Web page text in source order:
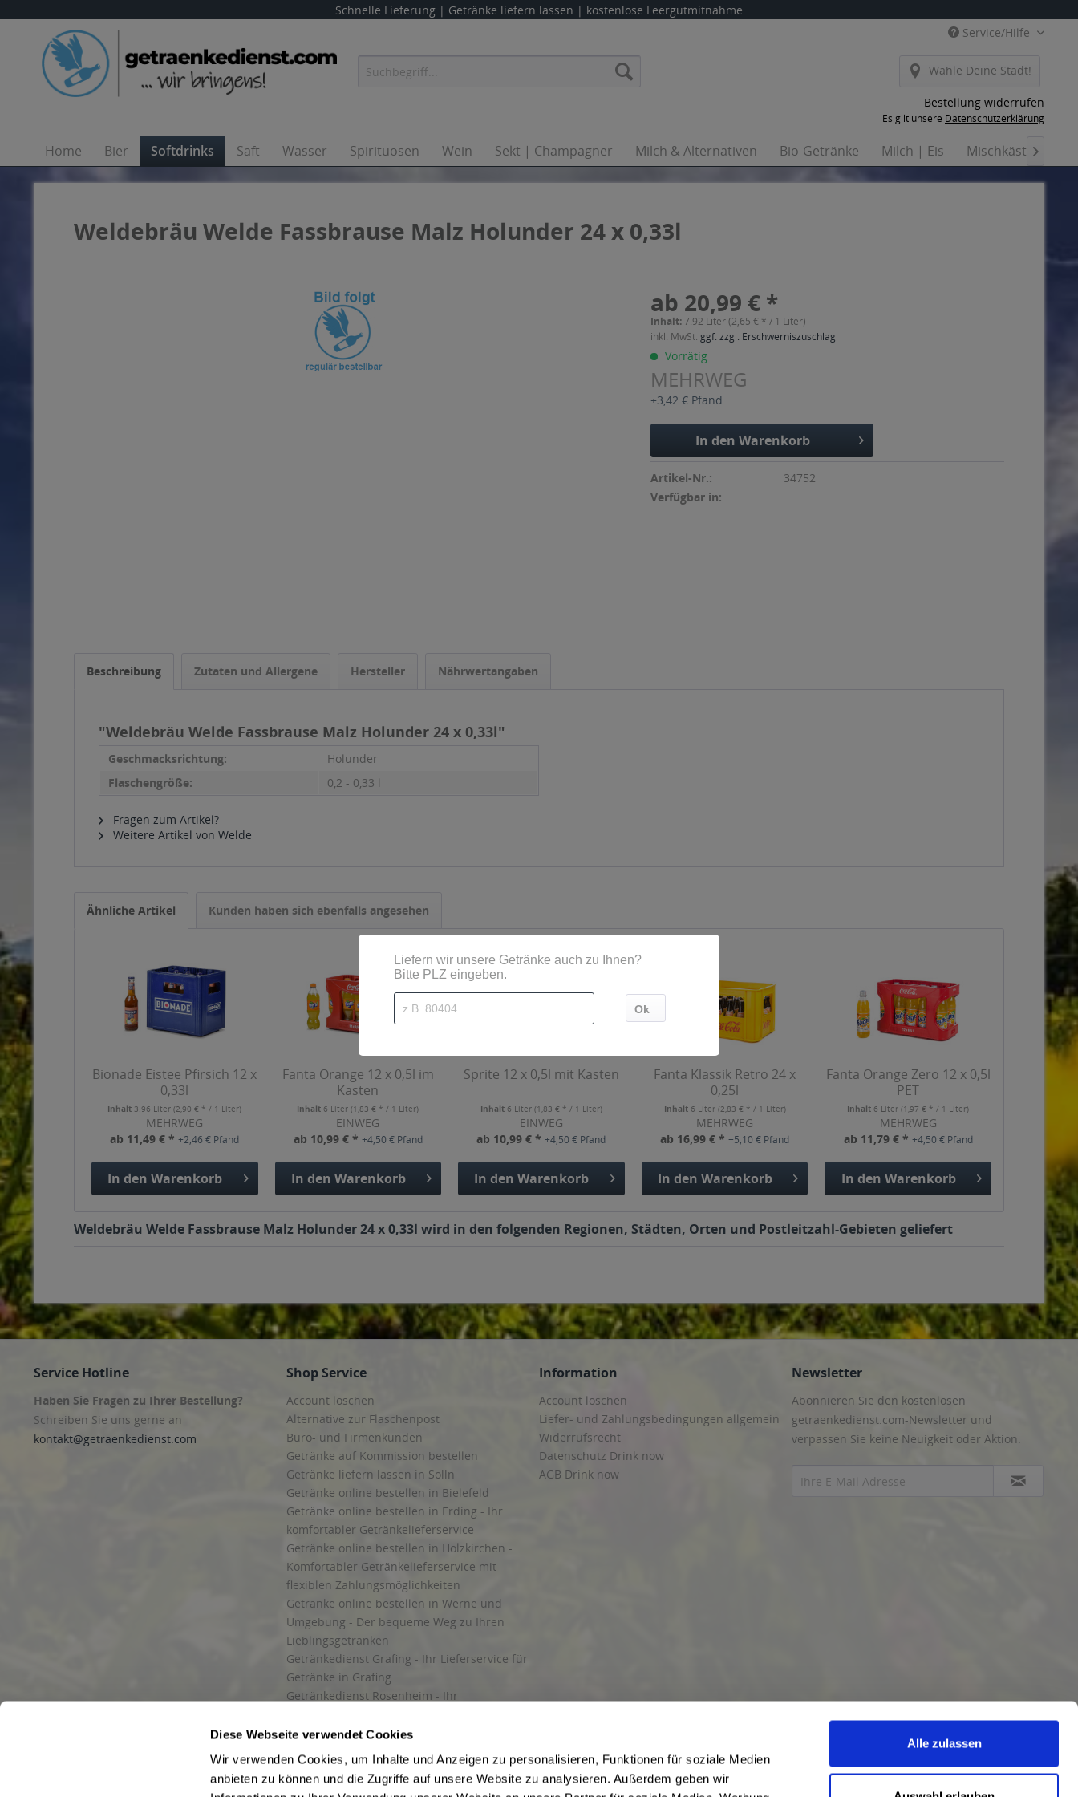
Diese Webseite verwendet Cookies
Wir verwenden Cookies, um Inhalte und Anzeigen zu personalisieren, Funktionen für soziale Medien
anbieten zu können und die Zugriffe auf unsere Website zu analysieren. Außerdem geben wir
Alle zulassen
Schnelle Lieferung | Getränke liefern lassen | kostenlose Leergutmitnahme
Service/Hilfe
Wähle Deine Stadt!
Bestellung widerrufen
Es gilt unsere Datenschutzerklärung
Home Bier Softdrinks Saft Wasser Spirituosen Wein Sekt | Champagner Milch & Alternativen Bio-Getränke Milch | Eis Mischkästen

Weldebräu Welde Fassbrause Malz Holunder 24 x 0,33l
ab 20,99 € *
Inhalt:7.92 Liter (2,65 € * / 1 Liter)
inkl. MwSt. ggf. zzgl. Erschwerniszuschlag
Vorrätig
MEHRWEG
+3,42 € Pfand
In den Warenkorb
Artikel-Nr.:
34752
Verfügbar in:
Beschreibung Zutaten und Allergene Hersteller Nährwertangaben
"Weldebräu Welde Fassbrause Malz Holunder 24 x 0,33l"
Geschmacksrichtung:
Holunder
Flaschengröße:
0,2 - 0,33 l
Fragen zum Artikel?
Weitere Artikel von Welde
Ähnliche Artikel Kunden haben sich ebenfalls angesehen
Bionade Eistee Pfirsich 12 x
0,33l
Inhalt 3.96 Liter(2,90 € * / 1 Liter)
MEHRWEG
ab 11,49 € *+2,46 € Pfand
In den Warenkorb
Fanta Orange 12 x 0,5l im
Kasten
Inhalt 6 Liter(1,83 € * / 1 Liter)
EINWEG
ab 10,99 € * +4,50 € Pfand
In den Warenkorb
Sprite 12 x 0,5l mit Kasten
Inhalt 6 Liter (1,83 € * / 1 Liter)
EINWEG
ab 10,99 € *+4,50 € Pfand
In den Warenkorb
Fanta Klassik Retro 24 x
0,25l
Inhalt 6 Liter (2,83 € * / 1 Liter)
MEHRWEG
ab 16,99 € *+5,10 € Pfand
In den Warenkorb
Fanta Orange Zero 12 x 0,5l
PET
Inhalt 6 Liter(1,97 € * / 1 Liter)
MEHRWEG
ab 11,79 € * +4,50 € Pfand
In den Warenkorb
Weldebräu Welde Fassbrause Malz Holunder 24 x 0,33l wird in den folgenden Regionen, Städten, Orten und Postleitzahl-Gebieten geliefert
Service Hotline
Haben Sie Fragen zu Ihrer Bestellung?
Schreiben Sie uns gerne an
kontakt@getraenkedienst.com
Shop Service
Account löschen
Alternative zur Flaschenpost
Büro- und Firmenkunden
Getränke auf Kommission bestellen
Getränke liefern lassen in Solln
Getränke online bestellen in Bielefeld
Getränke online bestellen in Erding - Ihr
komfortabler Getränkelieferservice
Getränke online bestellen in Holzkirchen -
Komfortabler Getränkelieferservice mit
flexiblen Zahlungsmöglichkeiten
Getränke online bestellen in Werne und
Umgebung - Der bequeme Weg zu Ihren
Lieblingsgetränken
Getränkedienst Grafing - Ihr Lieferservice für
Getränke in Grafing
Getränkedienst Rosenheim - Ihr
und Umgebung
Liefergebiet
Lieferservice für Getränke
Information
Account löschen
Liefer- und Zahlungsbedingungen allgemein
Widerrufsrecht
Datenschutz Drink now
AGB Drink now
Newsletter
Abonnieren Sie den kostenlosen
getraenkedienst.com-Newsletter und
verpassen Sie keine Neuigkeit oder Aktion.